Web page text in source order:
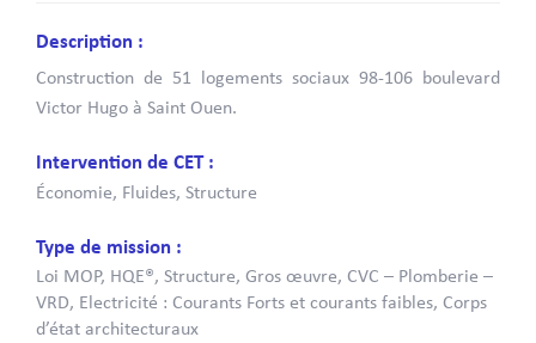
Description :
Construction de 51 logements sociaux 98-106 boulevard
Victor Hugo à Saint Ouen.
Intervention de CET :
Économie, Fluides, Structure
Type de mission :
Loi MOP, HQE®, Structure, Gros œuvre, CVC – Plomberie –
VRD, Electricité : Courants Forts et courants faibles, Corps
d’état architecturaux